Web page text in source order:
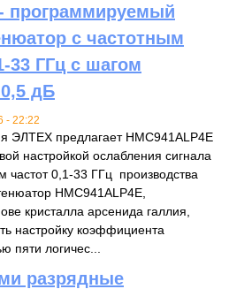
- программируемый
с частотным
33 ГГц с шагом
дБ
- 22:22
ЭЛТЕХ предлагает HMC941ALP4E
настройкой ослабления сигнала
0,1-33 ГГц производства
HMC941ALP4E,
кристалла арсенида галлия,
настройку коэффициента
пяти логичес...
разрядные